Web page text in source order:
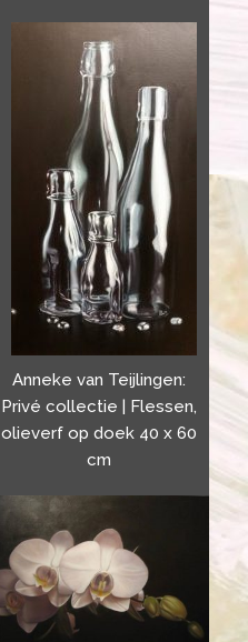
Anneke van Teijlingen:
Privé collectie | Flessen,
olieverf op doek 40 x 60
cm